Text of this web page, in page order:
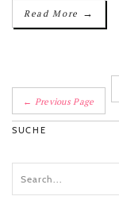
Read More →
← Previous Page
SUCHE